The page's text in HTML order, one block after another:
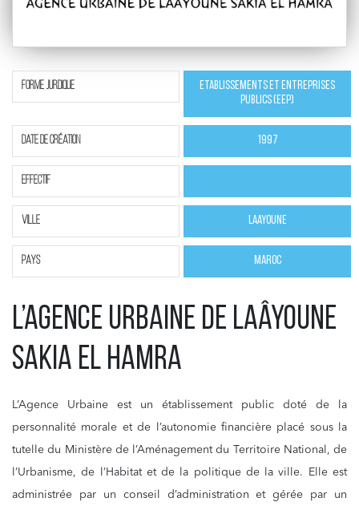
ForMe jurdique
Etablissements et entreprises
publics (EEP)
Date de création 1997
effectif
ville Laayoune
pays Maroc
L’Agence Urbaine de Laâyoune
Sakia El Hamra
L’Agence Urbaine est un établissement public doté de la
personnalité morale et de l’autonomie financière placé sous la
tutelle du Ministère de l’Aménagement du Territoire National, de
l’Urbanisme, de l’Habitat et de la politique de la ville. Elle est
administrée par un conseil d’administration et gérée par un